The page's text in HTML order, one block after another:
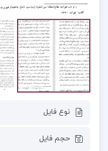
نوع فایل
حجم فایل